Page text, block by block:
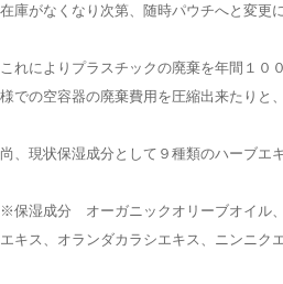
在庫がなくなり次第、随時パウチへと変更
これによりプラスチックの廃棄を年間１０
様での空容器の廃棄費用を圧縮出来たりと
尚、現状保湿成分として９種類のハーブエ
※保湿成分 オーガニックオリーブオイル
エキス、オランダカラシエキス、ニンニク